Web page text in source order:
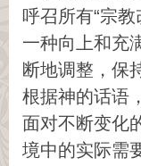
呼召所有“宗
一种向上和充
断地调整，保
根据神的话语
面对不断变化
境中的实际需